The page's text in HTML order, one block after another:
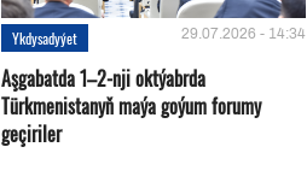
Ykdysadyýet 29.07.2026 - 14:34
Aşgabatda 1–2-nji oktýabrda
Türkmenistanyň maýa goýum forumy
geçiriler